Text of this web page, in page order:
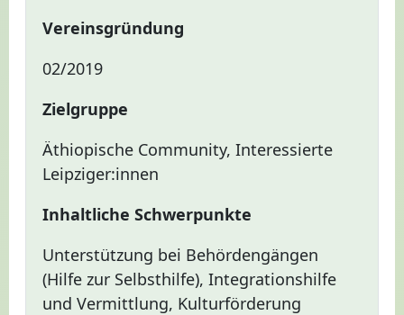
Vereinsgründung
02/2019
Zielgruppe
Äthiopische Community, Interessierte
Leipziger:innen
Inhaltliche Schwerpunkte
Unterstützung bei Behördengängen
(Hilfe zur Selbsthilfe), Integrationshilfe
und Vermittlung, Kulturförderung